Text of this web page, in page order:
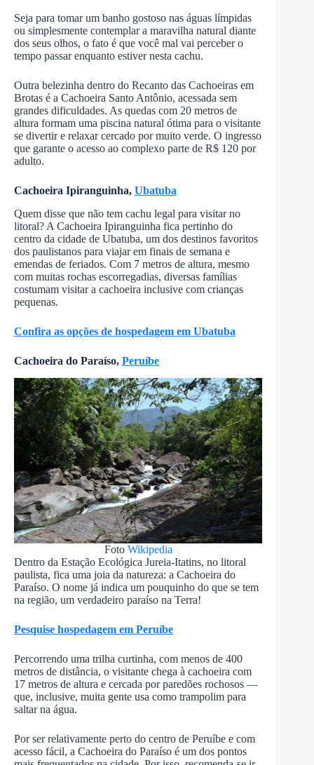
Seja para tomar um banho gostoso nas águas límpidas
ou simplesmente contemplar a maravilha natural diante
dos seus olhos, o fato é que você mal vai perceber o
tempo passar enquanto estiver nesta cachu.
Outra belezinha dentro do Recanto das Cachoeiras em
Brotas é a Cachoeira Santo Antônio, acessada sem
grandes dificuldades. As quedas com 20 metros de
altura formam uma piscina natural ótima para o visitante
se divertir e relaxar cercado por muito verde. O ingresso
que garante o acesso ao complexo parte de R$ 120 por
adulto.
Cachoeira Ipiranguinha, Ubatuba
Quem disse que não tem cachu legal para visitar no
litoral? A Cachoeira Ipiranguinha fica pertinho do
centro da cidade de Ubatuba, um dos destinos favoritos
dos paulistanos para viajar em finais de semana e
emendas de feriados. Com 7 metros de altura, mesmo
com muitas rochas escorregadias, diversas famílias
costumam visitar a cachoeira inclusive com crianças
pequenas.
Confira as opções de hospedagem em Ubatuba
Cachoeira do Paraíso, Peruíbe
Foto Wikipedia
Dentro da Estação Ecológica Jureia-Itatins, no litoral
paulista, fica uma joia da natureza: a Cachoeira do
Paraíso. O nome já indica um pouquinho do que se tem
na região, um verdadeiro paraíso na Terra!
Pesquise hospedagem em Peruíbe
Percorrendo uma trilha curtinha, com menos de 400
metros de distância, o visitante chega à cachoeira com
17 metros de altura e cercada por paredões rochosos —
que, inclusive, muita gente usa como trampolim para
saltar na água.
Por ser relativamente perto do centro de Peruíbe e com
acesso fácil, a Cachoeira do Paraíso é um dos pontos